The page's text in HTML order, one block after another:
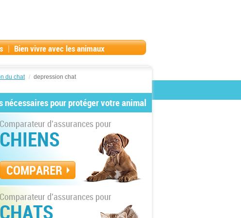
| Bien vivre avec les animaux
du chat / depression chat
pour protéger votre animal
Comparateur d'assurances pour
CHIENS
COMPARER
Comparateur d'assurances pour
CHATS